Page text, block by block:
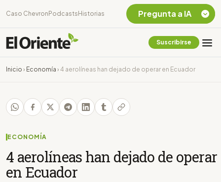
Caso Chevron Podcasts Historias
Suscribirse
Inicio › Economía › 4 aerolíneas han dejado de operar en Ecuador
ECONOMÍA
4 aerolíneas han dejado de operar
en Ecuador
Pregunta a IA
Chevron Ecuador